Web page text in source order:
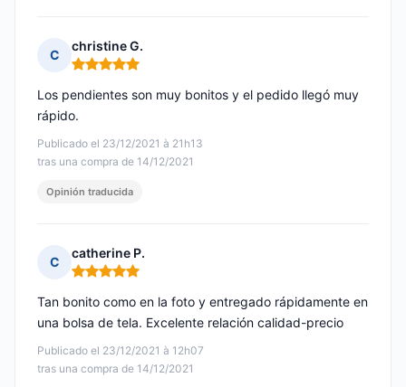
C
christine G.
Nota: 5 de 5
Publicado el 23/12/2021 à 21h13
tras una compra de 14/12/2021
Los pendientes son muy bonitos y el pedido llegó muy
rápido.
Opinión traducida
C
catherine P.
Nota: 5 de 5
Publicado el 23/12/2021 à 12h07
tras una compra de 14/12/2021
Tan bonito como en la foto y entregado rápidamente en
una bolsa de tela. Excelente relación calidad-precio